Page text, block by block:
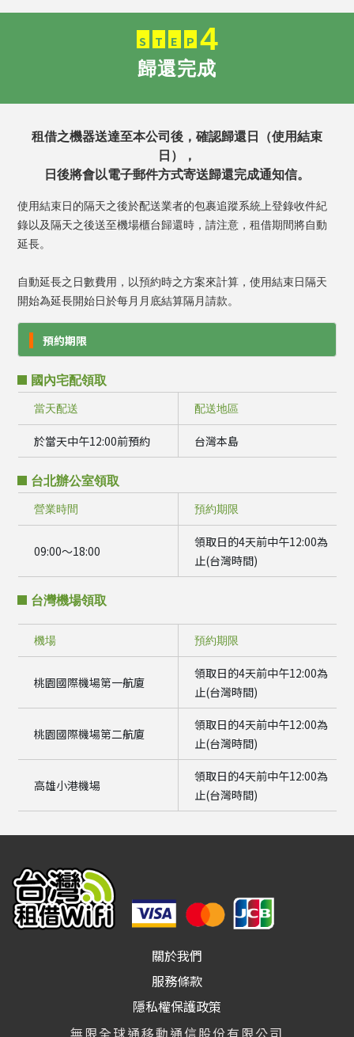
S T E P 4
歸還完成
租借之機器送達至本公司後，確認歸還日（使用結束
日），
日後將會以電子郵件方式寄送歸還完成通知信。
使用結束日的隔天之後於配送業者的包裹追蹤系統上登錄收件紀
錄以及隔天之後送至機場櫃台歸還時，請注意，租借期間將自動
延長。
自動延長之日數費用，以預約時之方案來計算，使用結束日隔天
開始為延長開始日於每月月底結算隔月請款。
預約期限
國內宅配領取
當天配送 配送地區
於當天中午12:00前預約 台灣本島
台北辦公室領取
營業時間 預約期限
09:00～18:00
領取日的4天前中午12:00為
止(台灣時間)
台灣機場領取
機場 預約期限
桃園國際機場第一航廈
領取日的4天前中午12:00為
止(台灣時間)
桃園國際機場第二航廈
領取日的4天前中午12:00為
止(台灣時間)
高雄小港機場
領取日的4天前中午12:00為
止(台灣時間)
關於我們
服務條款
隱私權保護政策
無限全球通移動通信股份有限公司